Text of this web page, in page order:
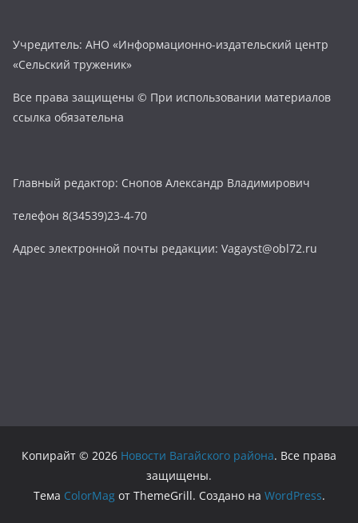
Учредитель: АНО «Информационно-издательский центр
«Сельский труженик»
Все права защищены © При использовании материалов
ссылка обязательна
Главный редактор: Снопов Александр Владимирович
телефон 8(34539)23-4-70
Адрес электронной почты редакции: Vagayst@obl72.ru
Копирайт © 2026 Новости Вагайского района. Все права
защищены.
Тема ColorMagот ThemeGrill. Создано на WordPress.